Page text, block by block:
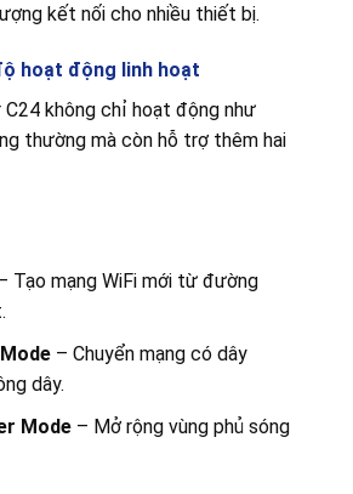
kết nối cho nhiều thiết bị.
hoạt động linh hoạt
không chỉ hoạt động như
thường mà còn hỗ trợ thêm hai
Tạo mạng WiFi mới từ đường
– Chuyển mạng có dây
dây.
Mode– Mở rộng vùng phủ sóng